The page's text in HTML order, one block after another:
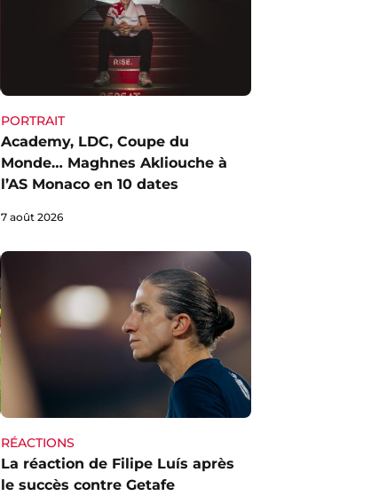
PORTRAIT
Academy, LDC, Coupe du
Monde… Maghnes Akliouche à
l’AS Monaco en 10 dates
7 août 2026
RÉACTIONS
La réaction de Filipe Luís après
le succès contre Getafe